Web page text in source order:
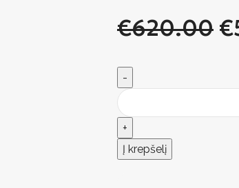
€620.00 €
Į krepšelį